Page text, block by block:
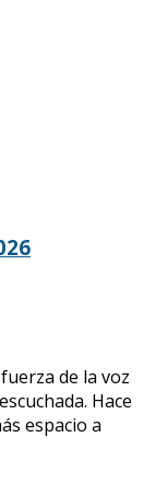
de la voz
Hace
espacio a